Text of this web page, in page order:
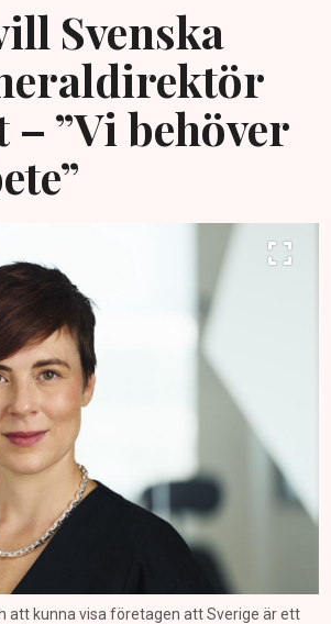
Svenska
”Vi behöver
att kunna visa företagen att Sverige är ett